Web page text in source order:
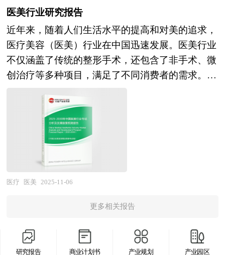
成功融资的敲门砖。我们策划制作的商业计划书在
投资商与金融机构的慎审下确保您的项目计划处于
同行领先水平，是您成功融资立项的先决要素。
监测中心、中国行业研究网、全国及海外相关报刊
杂志的基础信息以及医学影像设备行业研究单位等
公布和提供的大量资料。报告对我国医学影像设备
行业的供需状况、发展现状、子行业发展变化等进
行了分析，重点分析了国内外医学影像设备行业的
建议、行业竞争力，以及行业的投资分析和趋势预
测等等。报告还综合了医学影像设备行业的整体发
展动态，对行业在产品方面提供了参考建议和具体
解决办法。报告对于医学影像设备产品生产企业、
经销商、行业管理部门以及拟进入该行业的投资者
具有重要的参考价值，对于研究我国医学影像设备
求严格的特殊药物领域，对于保障儿童的健康成长
至关重要。 儿科用药研究报告对行业研究的内容
和方法进行全面的阐述和论证，对研究过程中所获
取的资料进行全面系统的整理和分析，通过图表、
统计结果及文献资料，或以纵向的发展过程，或横
如实地反映客观情况，一切叙述、说明、推断、引
用恰如其分，文字、用词表达准确，概念表述科学
化。报告对行业相关各种因素进行具体调查、研
究、分析，洞察行业今后的发展方向、行业竞争格
局的演变趋势以及技术标准、市场规模、潜在问题
与行业发展的症结所在，评估行业投资价值、效果
者和企业经营者提供参考依据。 本研究咨询报告
调研基础上，主要依据了国家统计局、国家商务
部、国家发改委、国家经济信息中心、国务院发展
仍需持续攻关；需求端在包装、纺织、汽车、建筑
接受度与经济性瓶颈尚未完全突破；政策端呈现国
家战略与地方行动协同发力特征，国家明确将非粮
生物基材料作为重点发展方向，多地出台专项规划
与产业园区扶持政策，但跨区域标准协同、产业链
配套与商业化生态培育机制仍需完善。 未来五
年，技术革命与制度创新将重塑产业增长范式。技
术路径向非粮生物质原料转型成为核心趋势，以秸
秆、蔗渣、藻类为代表的第二代、第三代原料技术
攻关将持续深化，从根本上破解"与粮争地"的资源
约束与成本瓶颈。制造工艺向高效、节能、环保方
向持续革新，AI辅助菌株设计、基因编辑优化与发
酵过程智能控制显著提升研发效率与生产稳定性，
宗高值产品纵深拓展，在包装材料领域实现可降解
塑料对传统塑料的部分替代，在纺织纤维领域开发
医美行业研究报告
近年来，随着人们生活水平的提高和对美的追求，
医疗美容（医美）行业在中国迅速发展。医美行业
不仅涵盖了传统的整形手术，还包含了非手术、微
创治疗等多种项目，满足了不同消费者的需求。从
医美技术的进步为消费者提供了更多选择。 目
前，中国医美行业呈现出多元化和专业化的发展趋
势。一方面，消费者对医美项目的安全性和产品质
量的关注度不断提高，正品溯源成为影响消费决策
的重要因素。另一方面，男性医美需求者数量持续
增加，消费潜力不断释放，从植发到面部年轻化等
技术逐渐应用于医美领域，从术前模拟到术后追
性化需求的深度挖掘，医美项目将更加注重定制
医疗 医美 2025-11-06
更多相关报告
研究报告 商业计划书 产业规划 产业园区